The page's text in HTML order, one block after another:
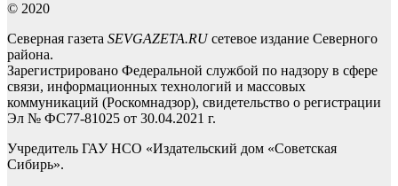
© 2020
Северная газета SEVGAZETA.RUсетевое издание Северного
района.
Зарегистрировано Федеральной службой по надзору в сфере
связи, информационных технологий и массовых
коммуникаций (Роскомнадзор), свидетельство о регистрации
Эл № ФС77-81025 от 30.04.2021 г.
Учредитель ГАУ НСО «Издательский дом «Советская
Сибирь».